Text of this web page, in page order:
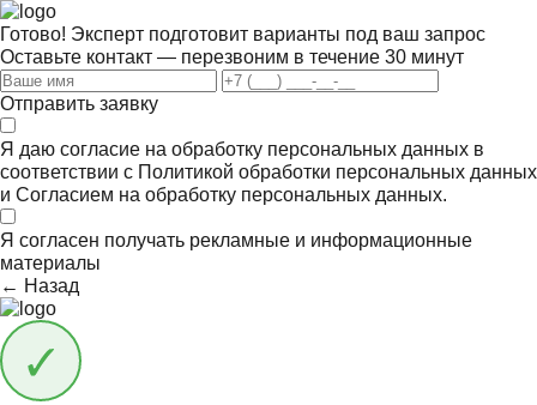
Готово! Эксперт подготовит варианты под ваш запрос
Оставьте контакт — перезвоним в течение 30 минут
Отправить заявку
Я даю согласие на обработку персональных данных в
соответствии с Политикой обработки персональных данных
и Согласием на обработку персональных данных.
Я согласен получать рекламные и информационные
материалы
← Назад